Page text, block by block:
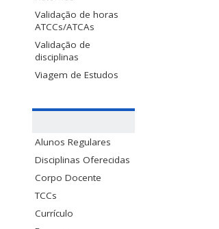
Validação de horas
ATCCs/ATCAs
Validação de
disciplinas
Viagem de Estudos
Alunos Regulares
Disciplinas Oferecidas
Corpo Docente
TCCs
Currículo